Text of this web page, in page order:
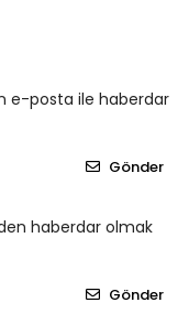
e-posta ile haberdar
Gönder
haberdar olmak
Gönder